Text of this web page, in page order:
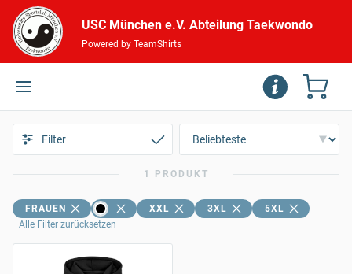
USC München e.V. Abteilung Taekwondo
Powered by TeamShirts
Filter
1 PRODUKT
FRAUEN XXL 3XL
5XL
Alle Filter zurücksetzen